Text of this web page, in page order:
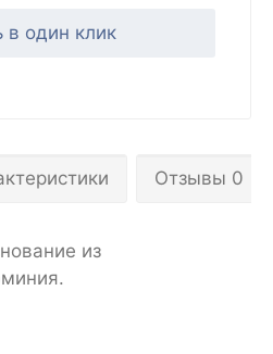
в один клик
Отзывы 0
из